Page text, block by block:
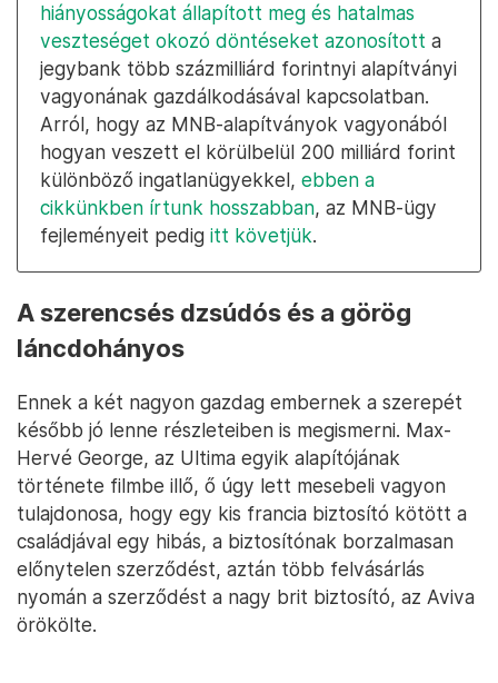
hiányosságokat állapított meg és hatalmas
veszteséget okozó döntéseket azonosított a
jegybank több százmilliárd forintnyi alapítványi
vagyonának gazdálkodásával kapcsolatban.
Arról, hogy az MNB-alapítványok vagyonából
hogyan veszett el körülbelül 200 milliárd forint
különböző ingatlanügyekkel, ebben a
cikkünkben írtunk hosszabban, az MNB-ügy
fejleményeit pedig itt követjük.
A szerencsés dzsúdós és a görög
láncdohányos
Ennek a két nagyon gazdag embernek a szerepét
később jó lenne részleteiben is megismerni. Max-
Hervé George, az Ultima egyik alapítójának
története filmbe illő, ő úgy lett mesebeli vagyon
tulajdonosa, hogy egy kis francia biztosító kötött a
családjával egy hibás, a biztosítónak borzalmasan
előnytelen szerződést, aztán több felvásárlás
nyomán a szerződést a nagy brit biztosító, az Aviva
örökölte.